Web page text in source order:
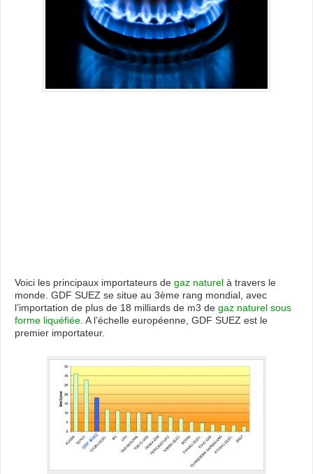
Voici les principaux importateurs de gaz naturel à travers le
monde. GDF SUEZ se situe au 3ème rang mondial, avec
l’importation de plus de 18 milliards de m3 de gaz naturel sous
forme liquéfiée . A l’échelle européenne, GDF SUEZ est le
premier importateur.